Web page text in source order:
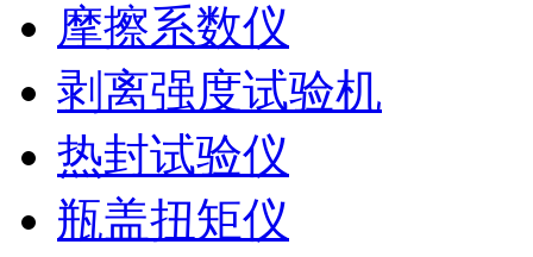
摩擦系数仪
剥离强度试验机
热封试验仪
瓶盖扭矩仪